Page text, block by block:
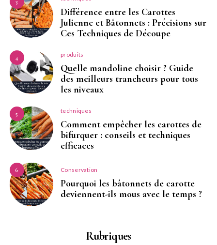
3
Différence entre les Carottes
Julienne et Bâtonnets : Précisions sur
Ces Techniques de Découpe
4 produits
Quelle mandoline choisir ? Guide
des meilleurs trancheurs pour tous
les niveaux
5 techniques
Comment empêcher les carottes de
bifurquer : conseils et techniques
efficaces
6 Conservation
Pourquoi les bâtonnets de carotte
deviennent-ils mous avec le temps ?
Rubriques